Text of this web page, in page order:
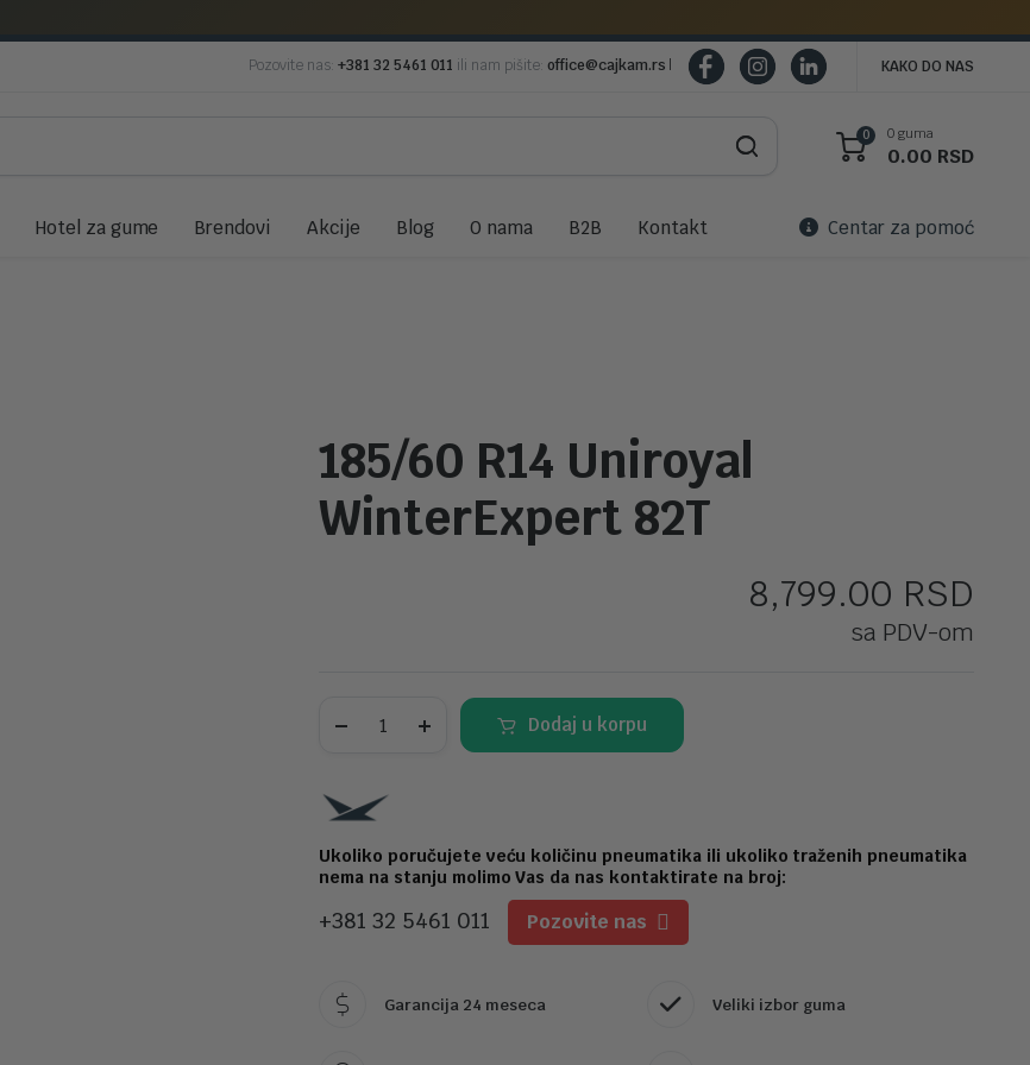
Pozovite nas: +381 32 5461 011 ili nam pišite: office@cajkam.rs | KAKO DO NAS
0 0 guma
0.00 RSD
Hotel za gume Brendovi Akcije Blog O nama B2B Kontakt Centar za pomoć
185/60 R14 Uniroyal
WinterExpert 82T
8,799.00 RSD
sa PDV-om
185/60
82T
Dodaj u korpu
Ukoliko poručujete veću količinu pneumatika ili ukoliko traženih pneumatika
nema na stanju molimo Vas da nas kontaktirate na broj:
+381 32 5461 011 Pozovite nas
Garancija 24 meseca Veliki izbor guma